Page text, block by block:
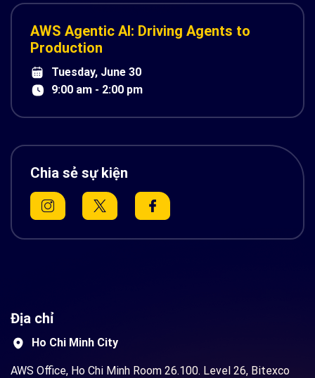
AWS Agentic AI: Driving Agents to
Production
Tuesday, June 30
9:00 am - 2:00 pm
Chia sẻ sự kiện
Địa chỉ
Ho Chi Minh City
AWS Office, Ho Chi Minh Room 26.100. Level 26, Bitexco